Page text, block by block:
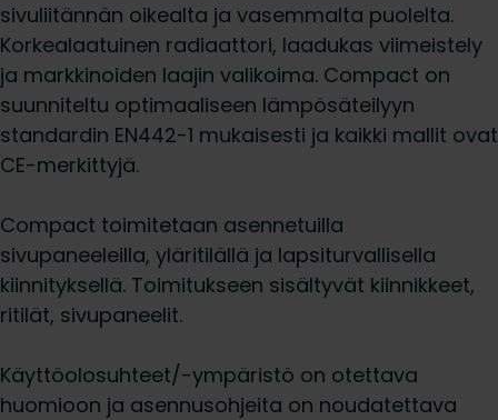
sivuliitännän oikealta ja vasemmalta puolelta.
Korkealaatuinen radiaattori, laadukas viimeistely
ja markkinoiden laajin valikoima. Compact on
suunniteltu optimaaliseen lämpösäteilyyn
standardin EN442-1 mukaisesti ja kaikki mallit ovat
CE-merkittyjä.
Compact toimitetaan asennetuilla
sivupaneeleilla, yläritilällä ja lapsiturvallisella
kiinnityksellä. Toimitukseen sisältyvät kiinnikkeet,
ritilät, sivupaneelit.
Käyttöolosuhteet/-ympäristö on otettava
huomioon ja asennusohjeita on noudatettava